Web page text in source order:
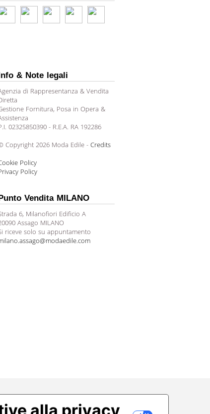
& Note legali
di Rappresentanza & Vendita
Fornitura, Posa in Opera &
02325850390 - R.E.A. RA 192286
Copyright 2026 Moda Edile - Credits
Policy
Policy
Vendita MILANO
6, Milanofiori Edificio A
Assago MILANO
riceve solo su appuntamento